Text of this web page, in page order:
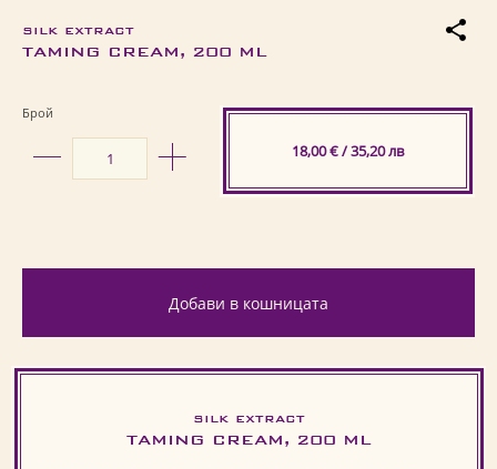
SILK EXTRACT
TAMING CREAM, 200 ML
Брой
18,00 € / 35,20 лв
Добави в кошницата
SILK EXTRACT
TAMING CREAM, 200 ML